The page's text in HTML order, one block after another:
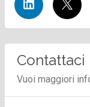
Contattaci
Vuoi maggiori